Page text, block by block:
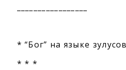
* “Бог” на языке
* * *